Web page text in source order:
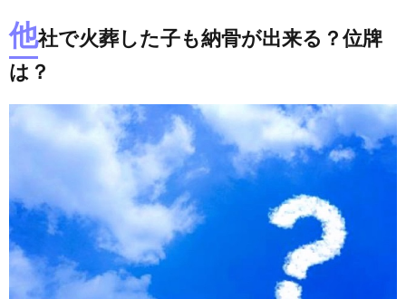
他社で火葬した子も納骨が出来る？位牌
は？